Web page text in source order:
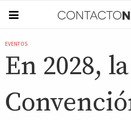
EVENTOS
En 2028, la